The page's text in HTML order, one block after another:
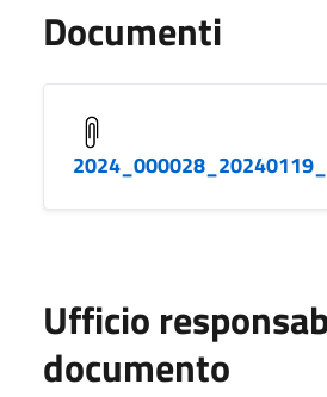
Documenti
Ufficio
documento